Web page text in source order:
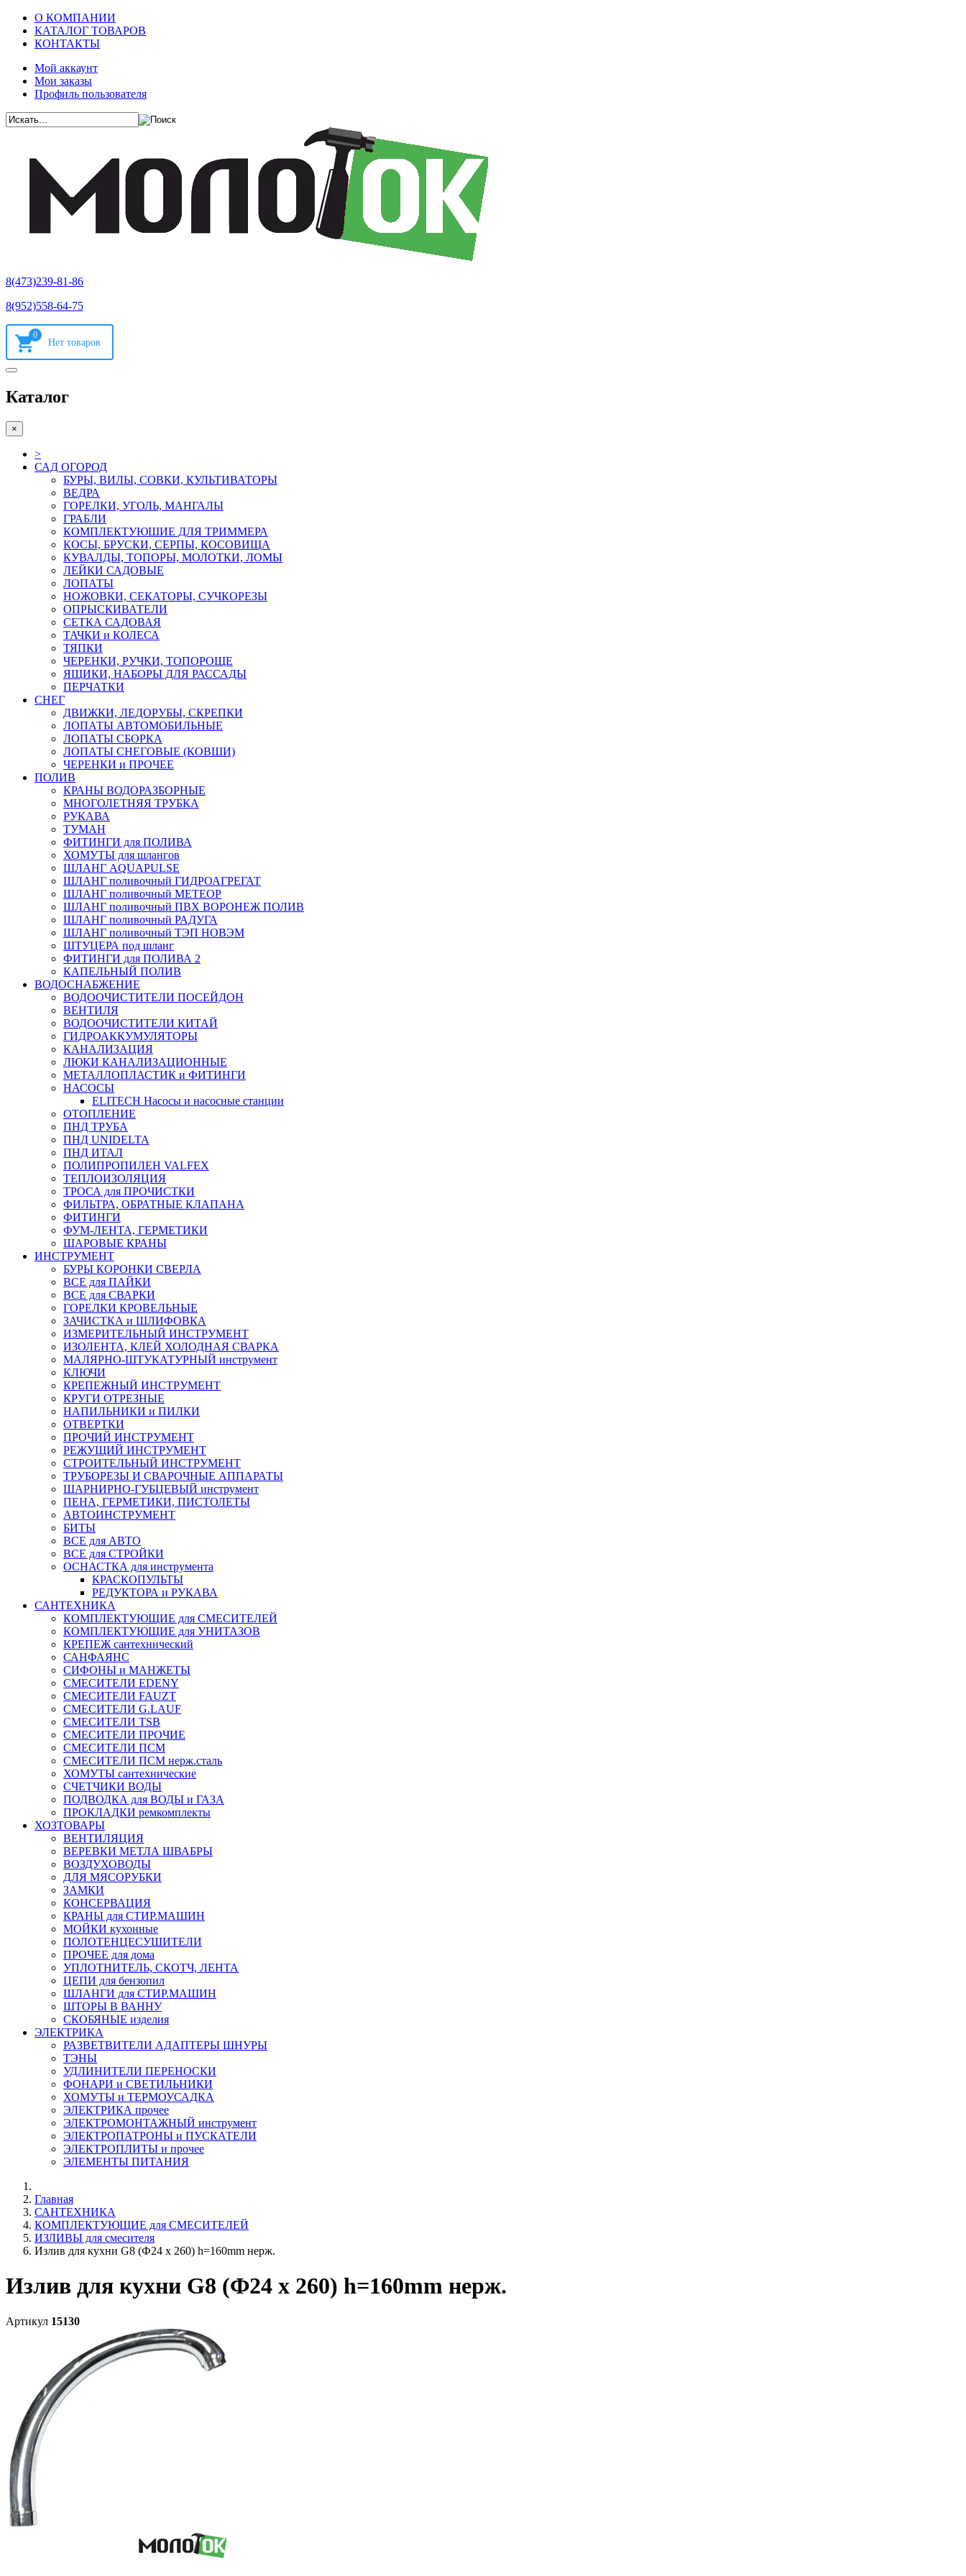
О КОМПАНИИ
КАТАЛОГ ТОВАРОВ
КОНТАКТЫ
Мой аккаунт
Мои заказы
Профиль пользователя
8(473)239-81-86
8(952)558-64-75
0
Каталог
×
>
САД ОГОРОД
БУРЫ, ВИЛЫ, СОВКИ, КУЛЬТИВАТОРЫ
ВЕДРА
ГОРЕЛКИ, УГОЛЬ, МАНГАЛЫ
ГРАБЛИ
КОМПЛЕКТУЮШИЕ ДЛЯ ТРИММЕРА
КОСЫ, БРУСКИ, СЕРПЫ, КОСОВИЩА
КУВАЛДЫ, ТОПОРЫ, МОЛОТКИ, ЛОМЫ
ЛЕЙКИ САДОВЫЕ
ЛОПАТЫ
НОЖОВКИ, СЕКАТОРЫ, СУЧКОРЕЗЫ
ОПРЫСКИВАТЕЛИ
СЕТКА САДОВАЯ
ТАЧКИ и КОЛЕСА
ТЯПКИ
ЧЕРЕНКИ, РУЧКИ, ТОПОРОЩЕ
ЯЩИКИ, НАБОРЫ ДЛЯ РАССАДЫ
ПЕРЧАТКИ
СНЕГ
ДВИЖКИ, ЛЕДОРУБЫ, СКРЕПКИ
ЛОПАТЫ АВТОМОБИЛЬНЫЕ
ЛОПАТЫ СБОРКА
ЛОПАТЫ СНЕГОВЫЕ (КОВШИ)
ЧЕРЕНКИ и ПРОЧЕЕ
ПОЛИВ
КРАНЫ ВОДОРАЗБОРНЫЕ
МНОГОЛЕТНЯЯ ТРУБКА
РУКАВА
ТУМАН
ФИТИНГИ для ПОЛИВА
ХОМУТЫ для шлангов
ШЛАНГ AQUAPULSE
ШЛАНГ поливочный ГИДРОАГРЕГАТ
ШЛАНГ поливочный МЕТЕОР
ШЛАНГ поливочный ПВХ ВОРОНЕЖ ПОЛИВ
ШЛАНГ поливочный РАДУГА
ШЛАНГ поливочный ТЭП НОВЭМ
ШТУЦЕРА под шланг
ФИТИНГИ для ПОЛИВА 2
КАПЕЛЬНЫЙ ПОЛИВ
ВОДОСНАБЖЕНИЕ
ВОДООЧИСТИТЕЛИ ПОСЕЙДОН
ВЕНТИЛЯ
ВОДООЧИСТИТЕЛИ КИТАЙ
ГИДРОАККУМУЛЯТОРЫ
КАНАЛИЗАЦИЯ
ЛЮКИ КАНАЛИЗАЦИОННЫЕ
МЕТАЛЛОПЛАСТИК и ФИТИНГИ
НАСОСЫ
ELITECH Насосы и насосные станции
ОТОПЛЕНИЕ
ПНД ТРУБА
ПНД UNIDELTA
ПНД ИТАЛ
ПОЛИПРОПИЛЕН VALFEX
ТЕПЛОИЗОЛЯЦИЯ
ТРОСА для ПРОЧИСТКИ
ФИЛЬТРА, ОБРАТНЫЕ КЛАПАНА
ФИТИНГИ
ФУМ-ЛЕНТА, ГЕРМЕТИКИ
ШАРОВЫЕ КРАНЫ
ИНСТРУМЕНТ
БУРЫ КОРОНКИ СВЕРЛА
ВСЕ для ПАЙКИ
ВСЕ для СВАРКИ
ГОРЕЛКИ КРОВЕЛЬНЫЕ
ЗАЧИСТКА и ШЛИФОВКА
ИЗМЕРИТЕЛЬНЫЙ ИНСТРУМЕНТ
ИЗОЛЕНТА, КЛЕЙ ХОЛОДНАЯ СВАРКА
МАЛЯРНО-ШТУКАТУРНЫЙ инструмент
КЛЮЧИ
КРЕПЕЖНЫЙ ИНСТРУМЕНТ
КРУГИ ОТРЕЗНЫЕ
НАПИЛЬНИКИ и ПИЛКИ
ОТВЕРТКИ
ПРОЧИЙ ИНСТРУМЕНТ
РЕЖУЩИЙ ИНСТРУМЕНТ
СТРОИТЕЛЬНЫЙ ИНСТРУМЕНТ
ТРУБОРЕЗЫ И СВАРОЧНЫЕ АППАРАТЫ
ШАРНИРНО-ГУБЦЕВЫЙ инструмент
ПЕНА, ГЕРМЕТИКИ, ПИСТОЛЕТЫ
АВТОИНСТРУМЕНТ
БИТЫ
ВСЕ для АВТО
ВСЕ для СТРОЙКИ
ОСНАСТКА для инструмента
КРАСКОПУЛЬТЫ
РЕДУКТОРА и РУКАВА
САНТЕХНИКА
КОМПЛЕКТУЮЩИЕ для СМЕСИТЕЛЕЙ
КОМПЛЕКТУЮЩИЕ для УНИТАЗОВ
КРЕПЕЖ сантехнический
САНФАЯНС
СИФОНЫ и МАНЖЕТЫ
СМЕСИТЕЛИ EDENY
СМЕСИТЕЛИ FAUZT
СМЕСИТЕЛИ G.LAUF
СМЕСИТЕЛИ TSB
СМЕСИТЕЛИ ПРОЧИЕ
СМЕСИТЕЛИ ПСМ
СМЕСИТЕЛИ ПСМ нерж.сталь
ХОМУТЫ сантехнические
СЧЕТЧИКИ ВОДЫ
ПОДВОДКА для ВОДЫ и ГАЗА
ПРОКЛАДКИ ремкомплекты
ХОЗТОВАРЫ
ВЕНТИЛЯЦИЯ
ВЕРЕВКИ МЕТЛА ШВАБРЫ
ВОЗДУХОВОДЫ
ДЛЯ МЯСОРУБКИ
ЗАМКИ
КОНСЕРВАЦИЯ
КРАНЫ для СТИР.МАШИН
МОЙКИ кухонные
ПОЛОТЕНЦЕСУШИТЕЛИ
ПРОЧЕЕ для дома
УПЛОТНИТЕЛЬ, СКОТЧ, ЛЕНТА
ЦЕПИ для бензопил
ШЛАНГИ для СТИР.МАШИН
ШТОРЫ В ВАННУ
СКОБЯНЫЕ изделия
ЭЛЕКТРИКА
РАЗВЕТВИТЕЛИ АДАПТЕРЫ ШНУРЫ
ТЭНЫ
УДЛИНИТЕЛИ ПЕРЕНОСКИ
ФОНАРИ и СВЕТИЛЬНИКИ
ХОМУТЫ и ТЕРМОУСАДКА
ЭЛЕКТРИКА прочее
ЭЛЕКТРОМОНТАЖНЫЙ инструмент
ЭЛЕКТРОПАТРОНЫ и ПУСКАТЕЛИ
ЭЛЕКТРОПЛИТЫ и прочее
ЭЛЕМЕНТЫ ПИТАНИЯ
Главная
САНТЕХНИКА
КОМПЛЕКТУЮЩИЕ для СМЕСИТЕЛЕЙ
ИЗЛИВЫ для смесителя
Излив для кухни G8 (Ф24 x 260) h=160mm нерж.
Излив для кухни G8 (Ф24 x 260) h=160mm нерж.
Артикул 15130